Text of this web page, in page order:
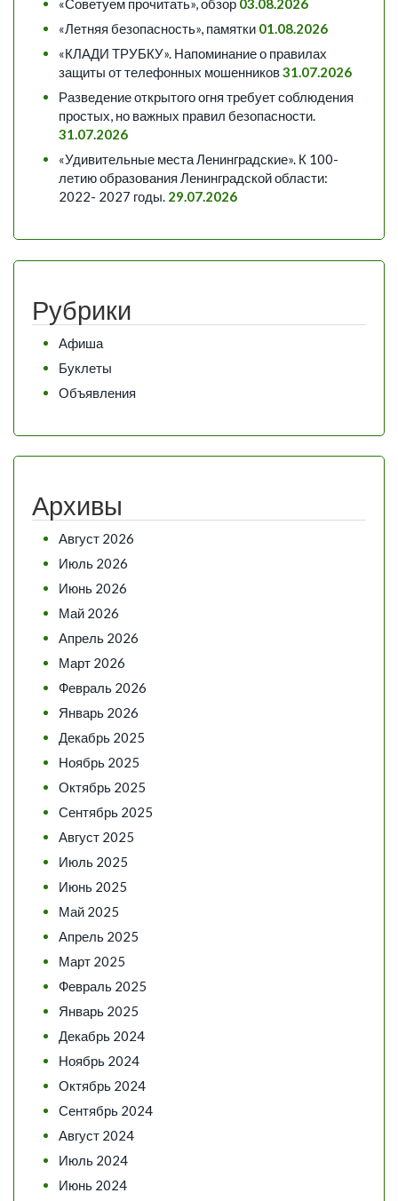
«Советуем прочитать», обзор 03.08.2026
«Летняя безопасность», памятки 01.08.2026
«КЛАДИ ТРУБКУ». Напоминание о правилах
защиты от телефонных мошенников31.07.2026
Разведение открытого огня требует соблюдения
простых, но важных правил безопасности.
31.07.2026
«Удивительные места Ленинградские». К 100-
летию образования Ленинградской области:
2022- 2027 годы. 29.07.2026
Рубрики
Афиша
Буклеты
Объявления
Архивы
Август 2026
Июль 2026
Июнь 2026
Май 2026
Апрель 2026
Март 2026
Февраль 2026
Январь 2026
Декабрь 2025
Ноябрь 2025
Октябрь 2025
Сентябрь 2025
Август 2025
Июль 2025
Июнь 2025
Май 2025
Апрель 2025
Март 2025
Февраль 2025
Январь 2025
Декабрь 2024
Ноябрь 2024
Октябрь 2024
Сентябрь 2024
Август 2024
Июль 2024
Июнь 2024